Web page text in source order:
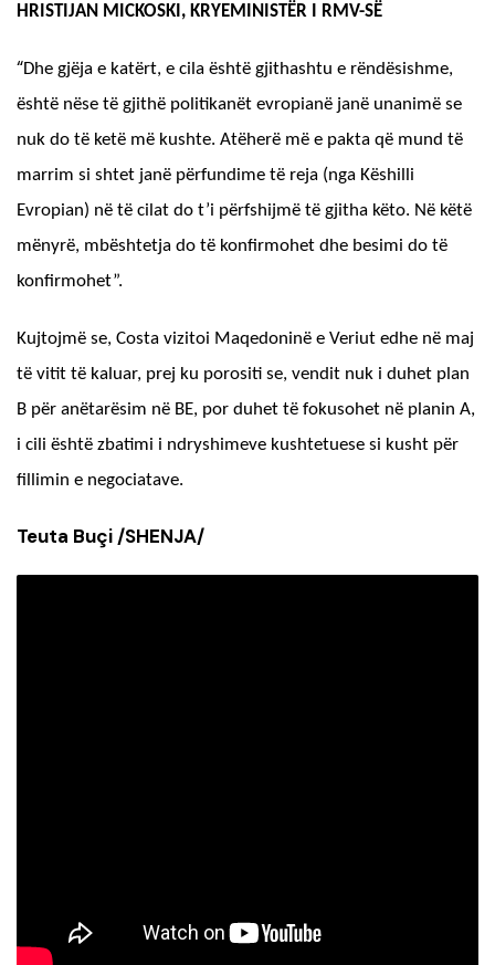
HRISTIJAN MICKOSKI, KRYEMINISTËR I RMV-SË
“Dhe gjëja e katërt, e cila është gjithashtu e rëndësishme,
është nëse të gjithë politikanët evropianë janë unanimë se
nuk do të ketë më kushte. Atëherë më e pakta që mund të
marrim si shtet janë përfundime të reja (nga Këshilli
Evropian) në të cilat do t’i përfshijmë të gjitha këto. Në këtë
mënyrë, mbështetja do të konfirmohet dhe besimi do të
konfirmohet”.
Kujtojmë se, Costa vizitoi Maqedoninë e Veriut edhe në maj
të vitit të kaluar, prej ku porositi se, vendit nuk i duhet plan
B për anëtarësim në BE, por duhet të fokusohet në planin A,
i cili është zbatimi i ndryshimeve kushtetuese si kusht për
fillimin e negociatave.
Teuta Buçi /SHENJA/